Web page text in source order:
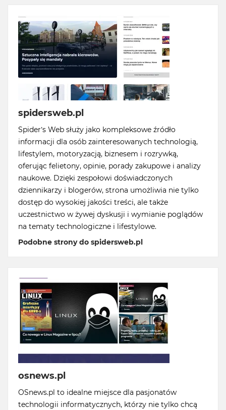
spidersweb.pl
Spider’s Web służy jako kompleksowe źródło
informacji dla osób zainteresowanych technologią,
lifestylem, motoryzacją, biznesem i rozrywką,
oferując felietony, opinie, porady zakupowe i analizy
naukowe. Dzięki zespołowi doświadczonych
dziennikarzy i blogerów, strona umożliwia nie tylko
dostęp do wysokiej jakości treści, ale także
uczestnictwo w żywej dyskusji i wymianie poglądów
na tematy technologiczne i lifestylowe.
Podobne strony do spidersweb.pl
osnews.pl
OSnews.pl to idealne miejsce dla pasjonatów
technologii informatycznych, którzy nie tylko chcą